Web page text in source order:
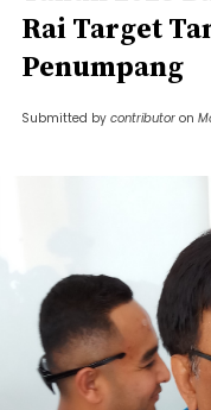
Rai Target
Penumpang
Submitted by contributor on